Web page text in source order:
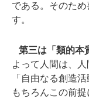
である。そのた
す。
第三は「類的本
よって人間は、
「自由なる創造
もちろんこの前